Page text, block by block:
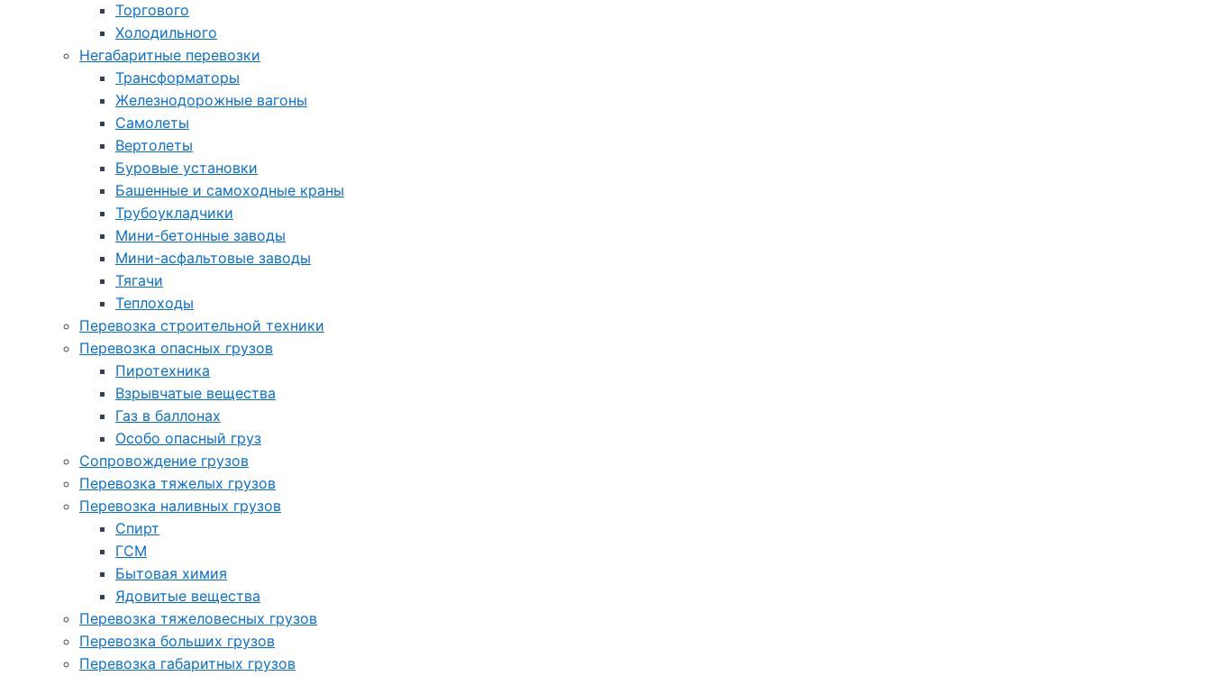
Торгового
Холодильного
Негабаритные перевозки
Трансформаторы
Железнодорожные вагоны
Самолеты
Вертолеты
Буровые установки
Башенные и самоходные краны
Трубоукладчики
Мини-бетонные заводы
Мини-асфальтовые заводы
Тягачи
Теплоходы
Перевозка строительной техники
Перевозка опасных грузов
Пиротехника
Взрывчатые вещества
Газ в баллонах
Особо опасный груз
Cопровождение грузов
Перевозка тяжелых грузов
Перевозка наливных грузов
Спирт
ГСМ
Бытовая химия
Ядовитые вещества
Перевозка тяжеловесных грузов
Перевозка больших грузов
Перевозка габаритных грузов